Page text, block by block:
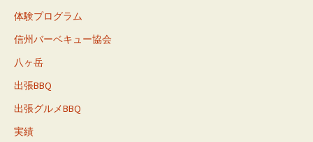
体験プログラム
信州バーベキュー協会
八ヶ岳
出張BBQ
出張グルメBBQ
実績